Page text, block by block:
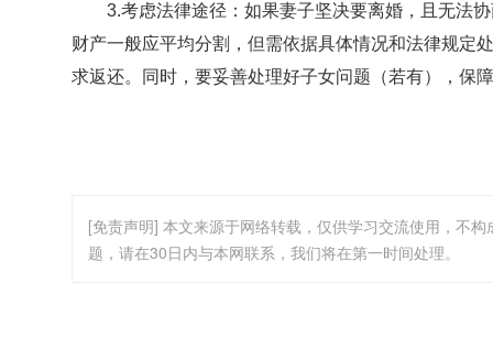
3.考虑法律途径：如果妻子坚决要离婚，且无法
财产一般应平均分割，但需依据具体情况和法律规定
求返还。同时，要妥善处理好子女问题（若有），保
[免责声明] 本文来源于网络转载，仅供学习交流使用，不
题，请在30日内与本网联系，我们将在第一时间处理。